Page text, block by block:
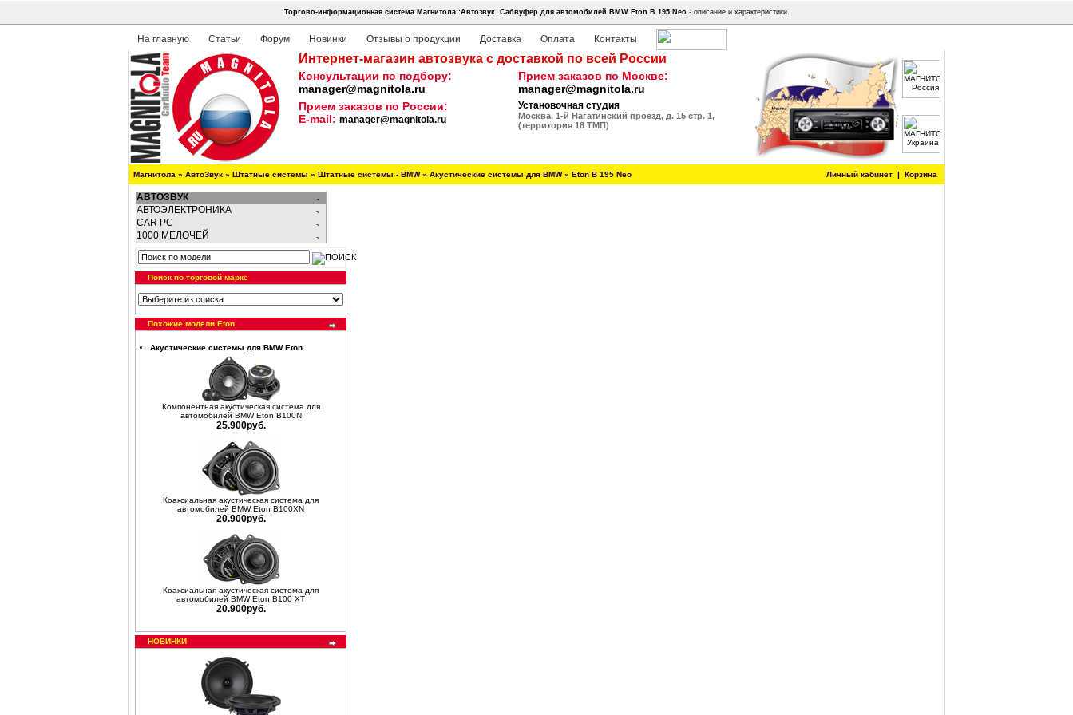
Торгово-информационная система Магнитола::Автозвук. Сабвуфер для автомобилей BMW Eton B 195 Neo- описание и характеристики.
На главную Статьи Форум Новинки Отзывы о продукции Доставка Оплата Контакты
Интернет-магазин автозвука с доставкой по всей России
Консультации по подбору:
manager@magnitola.ru
Прием заказов по Москве:
manager@magnitola.ru
Прием заказов по России:
E-mail: manager@magnitola.ru
Установочная студия
Москва, 1-й Нагатинский проезд, д. 15 стр. 1,
(территория 18 ТМП)
Магнитола » АвтоЗвук » Штатные системы » Штатные системы - BMW» Акустические системы для BMW» Eton B 195 Neo Личный кабинет | Корзина
АВТОЗВУК
АВТОЭЛЕКТРОНИКА
CAR PC
1000 МЕЛОЧЕЙ
Поиск по торговой марке
Похожие модели Eton
Акустические системы для BMW Eton
Компонентная акустическая система для
автомобилей BMW Eton B100N
25.900руб.
Коаксиальная акустическая система для
автомобилей BMW Eton B100XN
20.900руб.
Коаксиальная акустическая система для
автомобилей BMW Eton B100 XT
20.900руб.
НОВИНКИ